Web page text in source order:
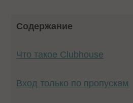
Содержание
Что такое Clubhouse
Вход только по пропускам